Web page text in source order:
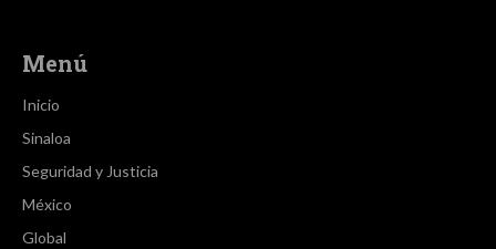
Menú
Inicio
Sinaloa
Seguridad y Justicia
México
Global